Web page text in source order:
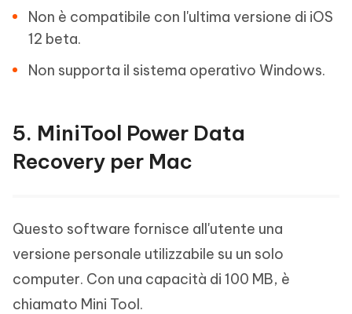
Non è compatibile con l'ultima versione di iOS
12 beta.
Non supporta il sistema operativo Windows.
5. MiniTool Power Data
Recovery per Mac
Questo software fornisce all'utente una
versione personale utilizzabile su un solo
computer. Con una capacità di 100 MB, è
chiamato Mini Tool.